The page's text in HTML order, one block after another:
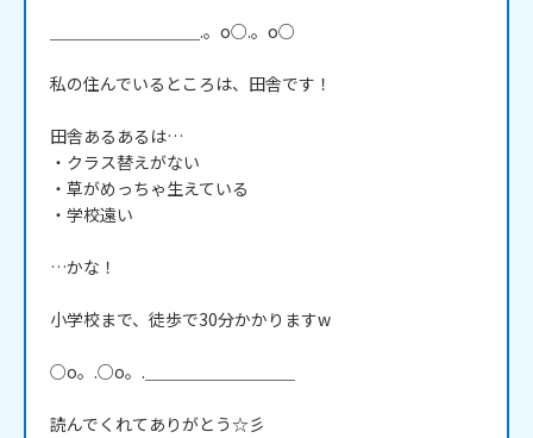
＿＿＿＿＿＿＿＿＿.。o○.。o○
私の住んでいるところは、田舎です！
田舎あるあるは…
・クラス替えがない
・草がめっちゃ生えている
・学校遠い
…かな！
小学校まで、徒歩で30分かかりますw
○o。.○o。.＿＿＿＿＿＿＿＿＿
読んでくれてありがとう☆彡